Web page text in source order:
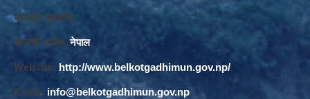
बाघखोर नुवाकोट,
बागमती प्रदेश, नेपाल
Website: http://www.belkotgadhimun.gov.np/
Email: info@belkotgadhimun.gov.np